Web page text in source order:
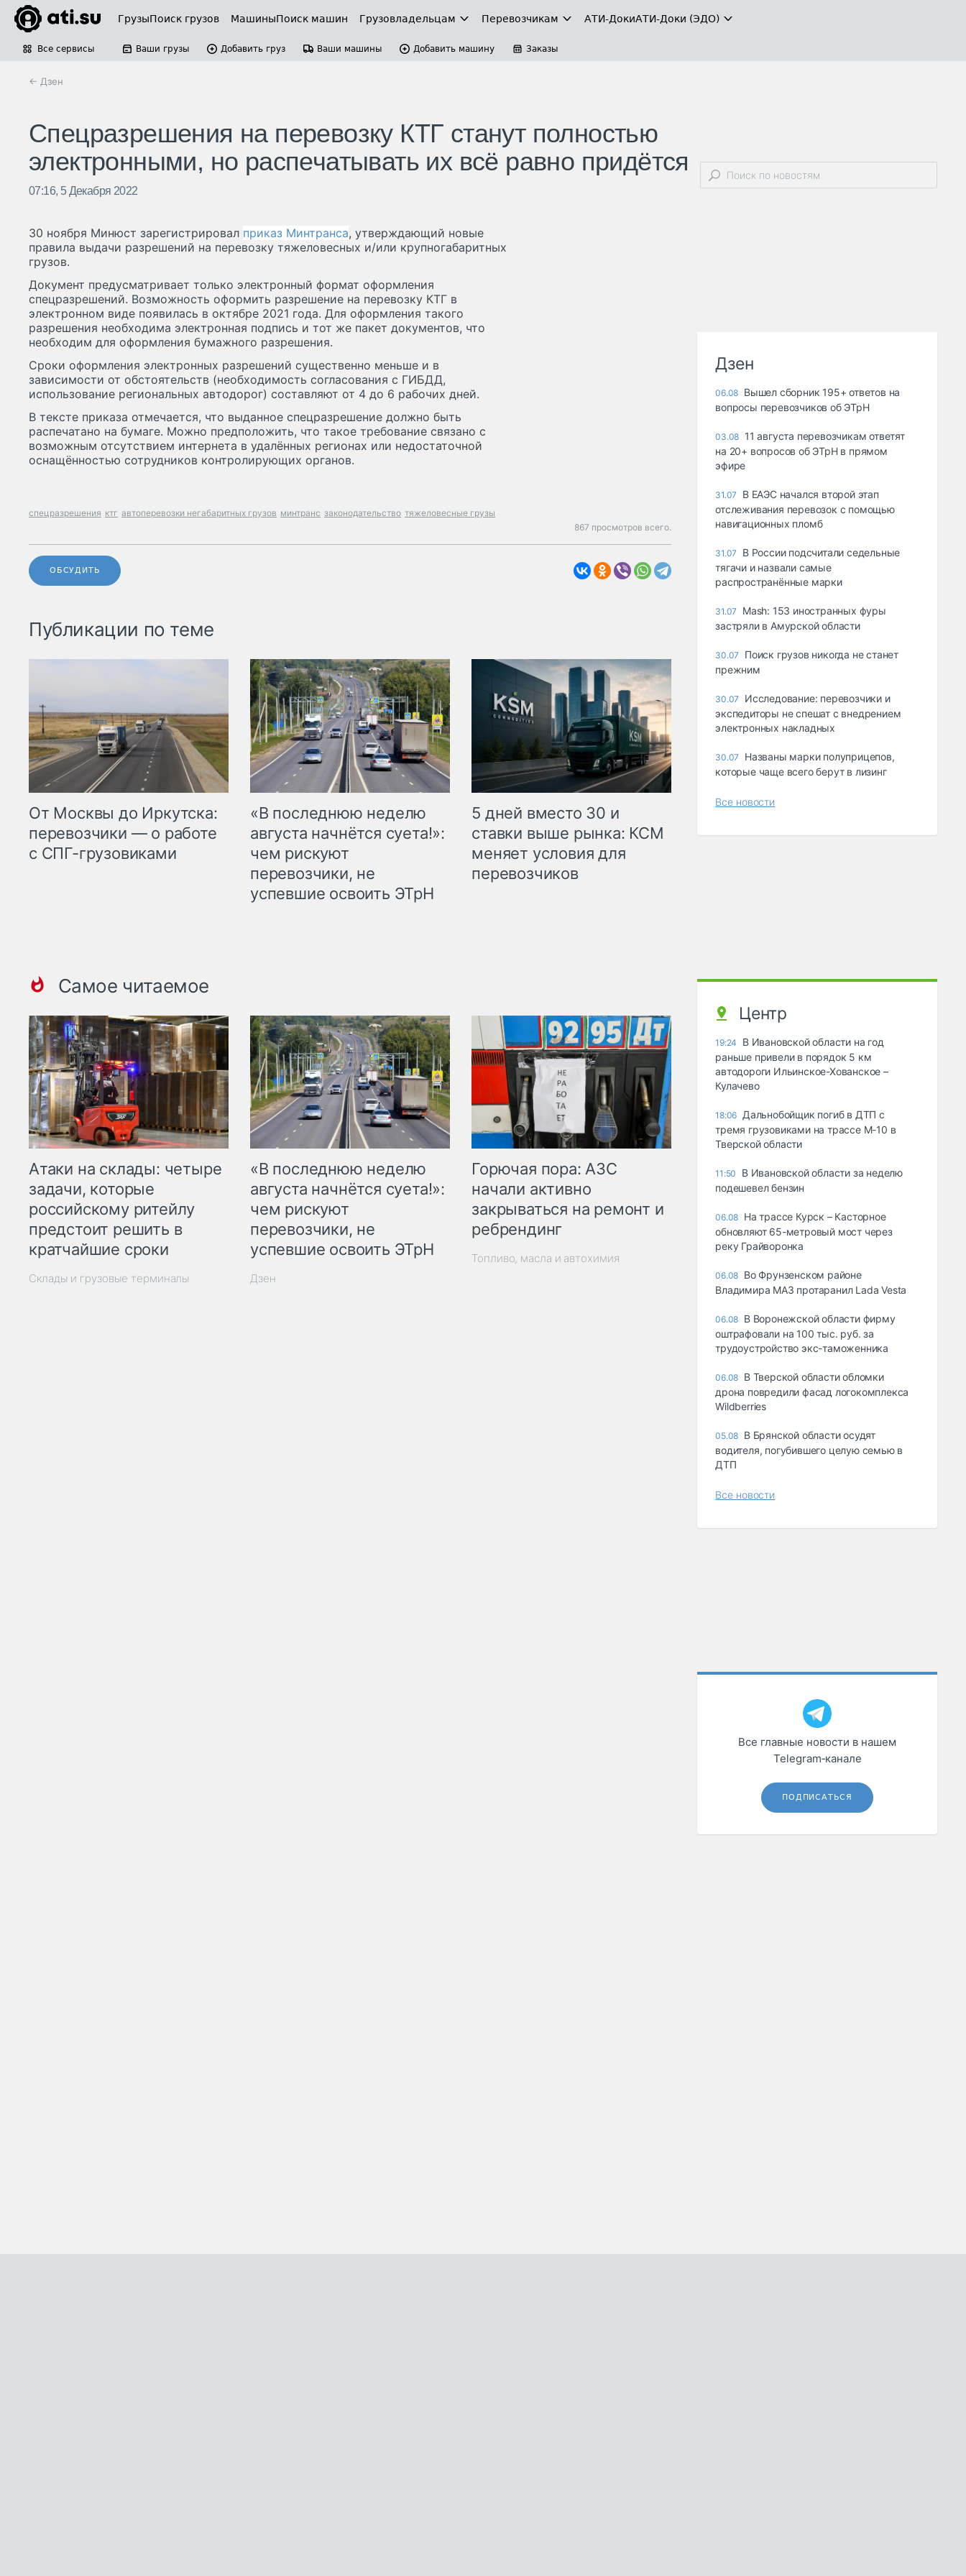
ГрузыПоиск грузов МашиныПоиск машин Грузовладельцам Перевозчикам АТИ-ДокиАТИ-Доки (ЭДО)
Все сервисы Ваши грузы Добавить груз Ваши машины Добавить машину Заказы
← Дзен
Спецразрешения на перевозку КТГ станут полностью
электронными, но распечатывать их всё равно придётся
07:16, 5 Декабря 2022
30 ноября Минюст зарегистрировал приказ Минтранса, утверждающий новые
правила выдачи разрешений на перевозку тяжеловесных и/или крупногабаритных
грузов.
Документ предусматривает только электронный формат оформления
спецразрешений. Возможность оформить разрешение на перевозку КТГ в
электронном виде появилась в октябре 2021 года. Для оформления такого
разрешения необходима электронная подпись и тот же пакет документов, что
необходим для оформления бумажного разрешения.
Сроки оформления электронных разрешений существенно меньше и в
зависимости от обстоятельств (необходимость согласования с ГИБДД,
использование региональных автодорог) составляют от 4 до 6 рабочих дней.
В тексте приказа отмечается, что выданное спецразрешение должно быть
распечатано на бумаге. Можно предположить, что такое требование связано с
возможным отсутствием интернета в удалённых регионах или недостаточной
оснащённостью сотрудников контролирующих органов.
спецразрешения ктг автоперевозки негабаритных грузов минтранс законодательство тяжеловесные грузы
867 просмотров всего.
ОБСУДИТЬ
Публикации по теме
От Москвы до Иркутска:
перевозчики — о работе
с СПГ-грузовиками
«В последнюю неделю
августа начнётся суета!»:
чем рискуют
перевозчики, не
успевшие освоить ЭТрН
5 дней вместо 30 и
ставки выше рынка: КСМ
меняет условия для
перевозчиков
Самое читаемое
Атаки на склады: четыре
задачи, которые
российскому ритейлу
предстоит решить в
кратчайшие сроки
Склады и грузовые терминалы
«В последнюю неделю
августа начнётся суета!»:
чем рискуют
перевозчики, не
успевшие освоить ЭТрН
Дзен
Горючая пора: АЗС
начали активно
закрываться на ремонт и
ребрендинг
Топливо, масла и автохимия
Дзен
06.08 Вышел сборник 195+ ответов на
вопросы перевозчиков об ЭТрН
03.08 11 августа перевозчикам ответят
на 20+ вопросов об ЭТрН в прямом
эфире
31.07
В ЕАЭС начался второй этап
отслеживания перевозок с помощью
навигационных пломб
31.07
В России подсчитали седельные
тягачи и назвали самые
распространённые марки
31.07
Mash: 153 иностранных фуры
застряли в Амурской области
30.07
Поиск грузов никогда не станет
прежним
30.07
Исследование: перевозчики и
экспедиторы не спешат с внедрением
электронных накладных
30.07
Названы марки полуприцепов,
которые чаще всего берут в лизинг
Все новости
Центр
19:24
В Ивановской области на год
раньше привели в порядок 5 км
автодороги Ильинское-Хованское –
Кулачево
18:06 Дальнобойщик погиб в ДТП с
тремя грузовиками на трассе М-10 в
Тверской области
11:50
В Ивановской области за неделю
подешевел бензин
06.08 На трассе Курск – Касторное
обновляют 65-метровый мост через
реку Грайворонка
06.08 Во Фрунзенском районе
Владимира МАЗ протаранил Lada Vesta
06.08 В Воронежской области фирму
оштрафовали на 100 тыс. руб. за
трудоустройство экс-таможенника
06.08 В Тверской области обломки
дрона повредили фасад логокомплекса
Wildberries
05.08 В Брянской области осудят
водителя, погубившего целую семью в
ДТП
Все новости
Все главные новости в нашем
Telegram‑канале
ПОДПИСАТЬСЯ